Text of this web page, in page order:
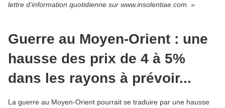
lettre d’information quotidienne sur www.insolentiae.com. »
Guerre au Moyen-Orient : une
hausse des prix de 4 à 5%
dans les rayons à prévoir...
La guerre au Moyen-Orient pourrait se traduire par une hausse